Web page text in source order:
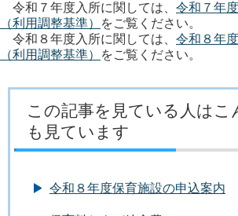
令和７年度入所に関しては、 令和７年
（利用調整基準）
をご覧ください。
令和８年度入所に関しては、 令和８年
（利用調整基準）
をご覧ください。
この記事を見ている人はこ
も見ています
令和８年度保育施設の申込案内